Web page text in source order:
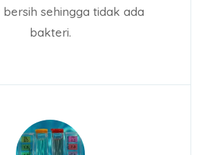
sehingga tidak ada
bakteri.